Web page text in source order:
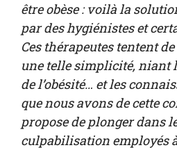
être obèse : voilà la
par des hygiénistes et
Ces thérapeutes tentent
une telle simplicité, niant
de l’obésité… et les
que nous avons de cette
propose de plonger dans
culpabilisation employés